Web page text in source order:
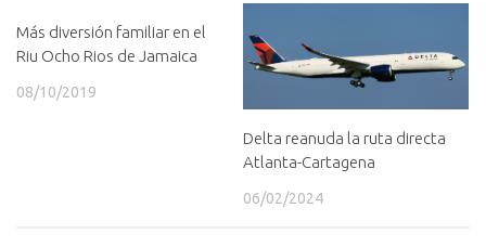
Más diversión familiar en el
Riu Ocho Rios de Jamaica
08/10/2019
Delta reanuda la ruta directa
Atlanta-Cartagena
06/02/2024